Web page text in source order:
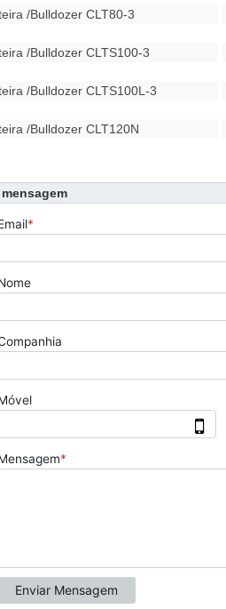
/Bulldozer CLT80-3
/Bulldozer CLTS100-3
/Bulldozer CLTS100L-3
/Bulldozer CLT120N